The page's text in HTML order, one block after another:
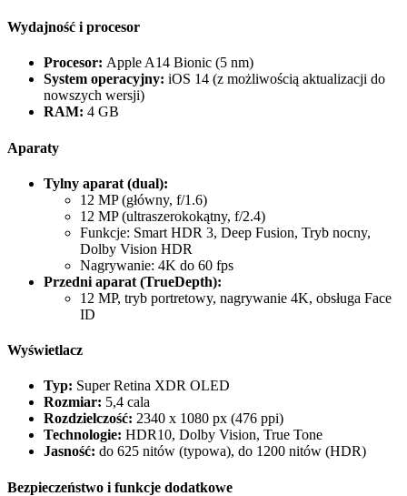
Wydajność i procesor
Procesor: Apple A14 Bionic (5 nm)
System operacyjny: iOS 14 (z możliwością aktualizacji do
nowszych wersji)
RAM: 4 GB
Aparaty
Tylny aparat (dual):
12 MP (główny, f/1.6)
12 MP (ultraszerokokątny, f/2.4)
Funkcje: Smart HDR 3, Deep Fusion, Tryb nocny,
Dolby Vision HDR
Nagrywanie: 4K do 60 fps
Przedni aparat (TrueDepth):
12 MP, tryb portretowy, nagrywanie 4K, obsługa Face
ID
Wyświetlacz
Typ: Super Retina XDR OLED
Rozmiar: 5,4 cala
Rozdzielczość: 2340 x 1080 px (476 ppi)
Technologie: HDR10, Dolby Vision, True Tone
Jasność: do 625 nitów (typowa), do 1200 nitów (HDR)
Bezpieczeństwo i funkcje dodatkowe